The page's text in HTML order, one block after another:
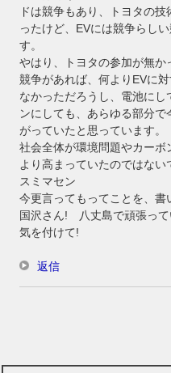
ドは競争もあり、トヨタの
ったけど、EVには競争らし
す。
やはり、トヨタの参加が無か
競争があれば、何よりEVに
なかっただろうし、電池に
ンにしても、あらゆる部分
がっていたと思っています。
社会全体が環境問題やカー
より高まっていたのではない
スミマセン
今更言ってもってことを、書
国沢さん! 八丈島で頑張って
気を付けて!
返信